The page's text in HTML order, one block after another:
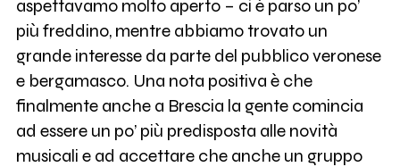
aspettavamo molto aperto – ci è parso un po’
più freddino, mentre abbiamo trovato un
grande interesse da parte del pubblico veronese
e bergamasco. Una nota positiva è che
finalmente anche a Brescia la gente comincia
ad essere un po’ più predisposta alle novità
musicali e ad accettare che anche un gruppo